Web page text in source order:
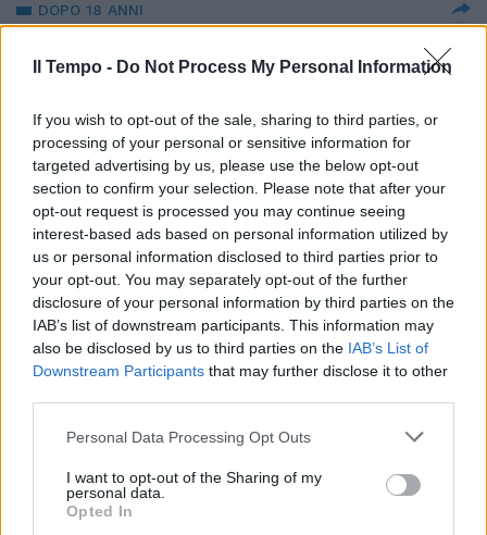
Il Tempo - Do Not Process My Personal Information
If you wish to opt-out of the sale, sharing to third parties, or
processing of your personal or sensitive information for
targeted advertising by us, please use the below opt-out
section to confirm your selection. Please note that after your
opt-out request is processed you may continue seeing
interest-based ads based on personal information utilized by
us or personal information disclosed to third parties prior to
your opt-out. You may separately opt-out of the further
disclosure of your personal information by third parties on the
IAB’s list of downstream participants. This information may
also be disclosed by us to third parties on the IAB’s List of
Downstream Participants that may further disclose it to other
Personal Data Processing Opt Outs
I want to opt-out of the Sharing of my
personal data.
Opted In
DOPO 18 ANNI
"Con Al Bano è davvero finita". E
15/04/2018
COPPIA
Paola Di Benedetto e Francesco
Monte, dopo l’Isola dei Famosi
serata insieme con selfie
18/03/2018
AMORE IN CRISI
Lecciso su Al Bano: "Restiamo
insieme solo per i figli"
DOPO LA CRISI